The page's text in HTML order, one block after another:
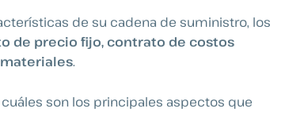
de su cadena de suministro, los
de precio fijo, contrato de costos
.
son los principales aspectos que